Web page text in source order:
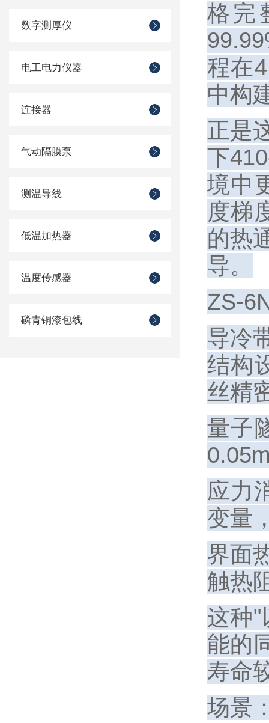
数字测厚仪
电工电力仪器
连接器
气动隔膜泵
测温导线
低温加热器
温度传感器
磷青铜漆包线
格完
程在
中构
正是
下
境中
度梯
的热
导。
ZS-
导冷
结构
丝精
量子
应力
变量
界面
触热
这种"
能的
寿命
场景